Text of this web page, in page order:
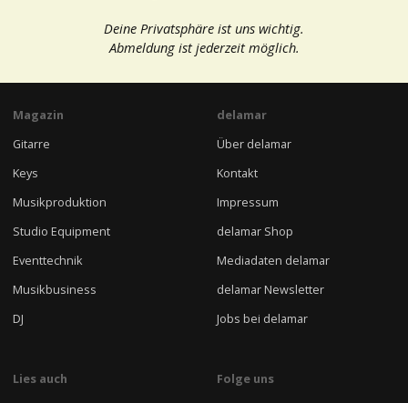
Deine Privatsphäre ist uns wichtig.
Abmeldung ist jederzeit möglich.
Magazin
Gitarre
Keys
Musikproduktion
Studio Equipment
Eventtechnik
Musikbusiness
DJ
delamar
Über delamar
Kontakt
Impressum
delamar Shop
Mediadaten delamar
delamar Newsletter
Jobs bei delamar
Lies auch
Folge uns